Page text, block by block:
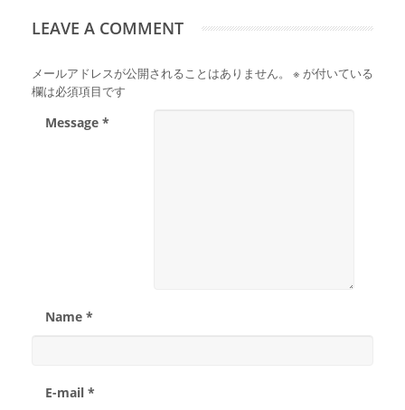
LEAVE A COMMENT
メールアドレスが公開されることはありません。 ※ が付いている
欄は必須項目です
Message *
Name *
E-mail *